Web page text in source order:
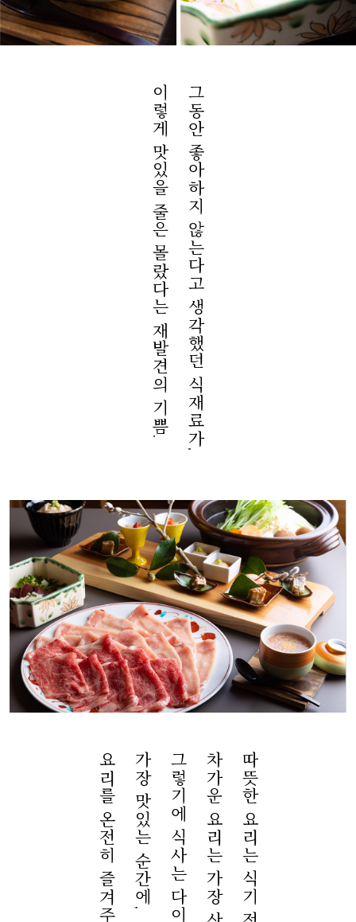
그동안 좋아하지 않는다고 생각했던 식재료가,
이렇게 맛있을 줄은 몰랐다는 재발견의 기쁨.
가장 맛있는 순간에,